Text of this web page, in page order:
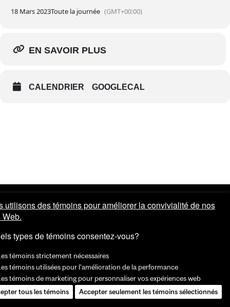
18 Mars 2023Toute la journée (GMT+00:00)
EN SAVOIR PLUS
CALENDRIER GOOGLECAL
utilisons des témoins pour améliorer la convivialité de nos
types de témoins consentez-vous?
témoins strictement nécessaires
témoins utilisées pour l'amélioration de la performance
témoins de marketing pour personnaliser vos expériences web
tous les témoins
Accepter seulement les témoins sélectionnés